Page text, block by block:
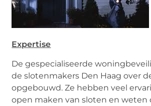
Expertise
De gespecialiseerde
de slotenmakers Den Haag over
opgebouwd. Ze hebben veel
open maken van sloten en weten